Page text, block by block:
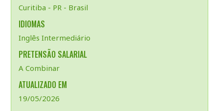
Curitiba - PR - Brasil
IDIOMAS
Inglês Intermediário
PRETENSÃO SALARIAL
A Combinar
ATUALIZADO EM
19/05/2026